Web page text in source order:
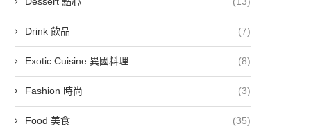
Drink 飲品 (7)
Exotic Cuisine 異國料理 (8)
Fashion 時尚 (3)
Food 美食 (35)